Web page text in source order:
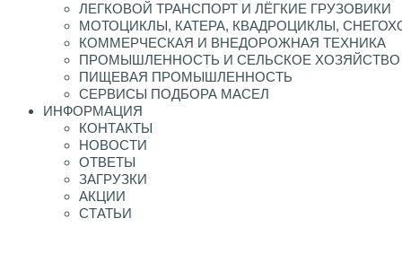
ЛЕГКОВОЙ ТРАНСПОРТ И ЛЁГКИЕ ГРУЗОВИКИ
МОТОЦИКЛЫ, КАТЕРА, КВАДРОЦИКЛЫ,
КОММЕРЧЕСКАЯ И ВНЕДОРОЖНАЯ ТЕХНИКА
ПРОМЫШЛЕННОСТЬ И СЕЛЬСКОЕ ХОЗЯЙСТВО
ПИЩЕВАЯ ПРОМЫШЛЕННОСТЬ
СЕРВИСЫ ПОДБОРА МАСЕЛ
ИНФОРМАЦИЯ
КОНТАКТЫ
НОВОСТИ
ОТВЕТЫ
ЗАГРУЗКИ
АКЦИИ
СТАТЬИ